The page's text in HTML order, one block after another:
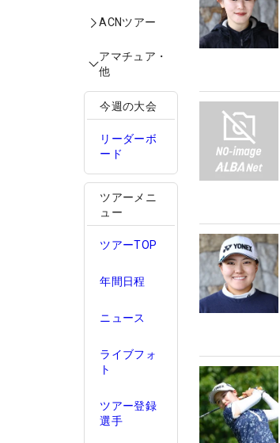
ACNツアー
アマチュア・
他
今週の大会
リーダーボ
ード
ツアーメニ
ュー
ツアーTOP
年間日程
ニュース
ライブフォ
ト
ツアー登録
選手